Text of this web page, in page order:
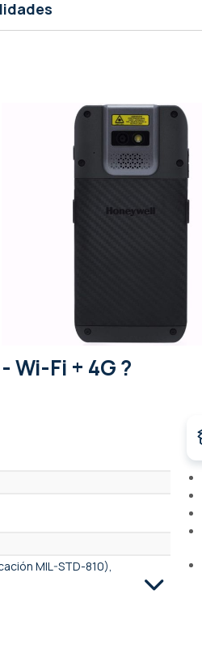
Wi-Fi + 4G ?
MIL-STD-810),